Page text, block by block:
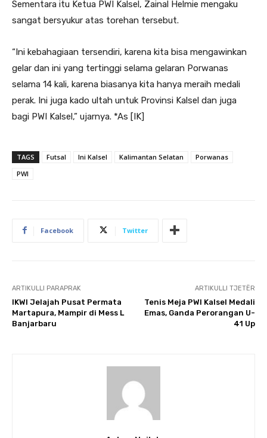
Sementara itu Ketua PWI Kalsel, Zainal Helmie mengaku
sangat bersyukur atas torehan tersebut.
“Ini kebahagiaan tersendiri, karena kita bisa mengawinkan
gelar dan ini yang tertinggi selama gelaran Porwanas
selama 14 kali, karena biasanya kita hanya meraih medali
perak. Ini juga kado ultah untuk Provinsi Kalsel dan juga
bagi PWI Kalsel,” ujarnya. *As [IK]
TAGS Futsal Ini Kalsel Kalimantan Selatan
Porwanas
PWI
Facebook Twitter
ARTIKULLI PARAPRAK
IKWI Jelajah Pusat Permata
Martapura, Mampir di Mess L
Banjarbaru
ARTIKULLI TJETËR
Tenis Meja PWI Kalsel Medali
Emas, Ganda Perorangan U-
41 Up